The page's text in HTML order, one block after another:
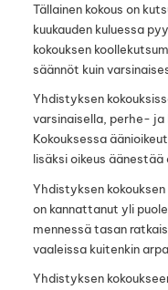
Tällainen kokous on
kuukauden kuluessa
kokouksen
säännöt kuin
Yhdistyksen
varsinaisella, perhe- ja
Kokouksessa
lisäksi oikeus
Yhdistyksen
on kannattanut yli
mennessä tasan
vaaleissa kuitenkin arpa.
Yhdistyksen